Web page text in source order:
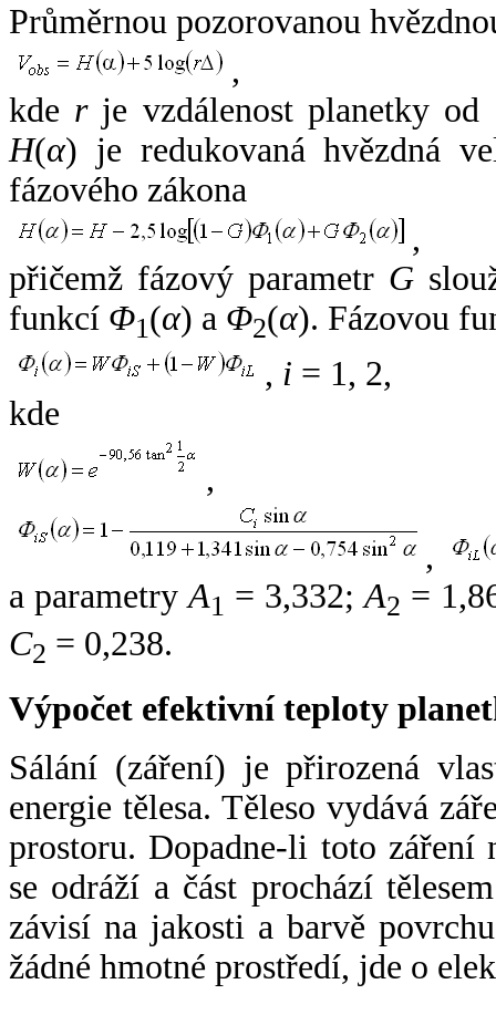
Průměrnou pozorovanou
,
kde rje vzdálenost planetky od
H(α) je redukovaná hvězdná
fázového zákona
,
přičemž fázový parametr G
funkcí Φ1(α) a Φ2(α). Fázovou
, i = 1, 2,
kde
,
,
a parametryA1 = 3,332;A2 =
C2 = 0,238.
Výpočet efektivní teploty
Sálání (záření) je přirozená
energie tělesa. Těleso vydává
prostoru. Dopadne-li toto záření
se odráží a část prochází
závisí na jakosti a barvě
žádné hmotné prostředí, jde o